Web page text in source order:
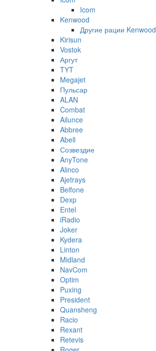
Icom
Kenwood
Другие рации Kenwood
Kirisun
Vostok
Аргут
TYT
Megajet
Пульсар
ALAN
Combat
Ailunce
Abbree
Abell
Созвездие
AnyTone
Alinco
Ajetrays
Belfone
Dexp
Entel
iRadio
Joker
Kydera
Linton
Midland
NavCom
Optim
Puxing
President
Quansheng
Racio
Rexant
Retevis